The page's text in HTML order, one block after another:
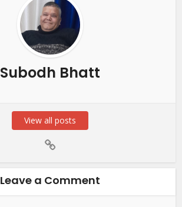
Subodh Bhatt
View all posts
Leave a Comment